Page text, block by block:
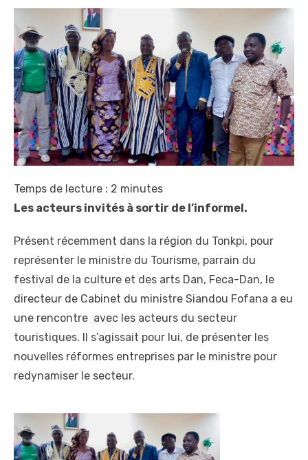
Temps de lecture : 2 minutes
Les acteurs invités à sortir de l’informel.
Présent récemment dans la région du Tonkpi, pour
représenter le ministre du Tourisme, parrain du
festival de la culture et des arts Dan, Feca-Dan, le
directeur de Cabinet du ministre Siandou Fofana a eu
une rencontre avec les acteurs du secteur
touristiques. Il s’agissait pour lui, de présenter les
nouvelles réformes entreprises par le ministre pour
redynamiser le secteur.